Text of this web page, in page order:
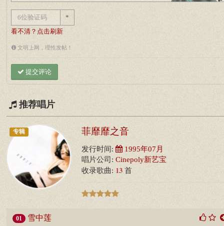
*
看不清？点击刷新
文明上网，理性发帖！
提交评论
推荐唱片
专辑 菲靡靡之音
发行时间: 1995年07月
唱片公司: Cinepoly新艺宝
收录歌曲: 13 首
01 雪中莲